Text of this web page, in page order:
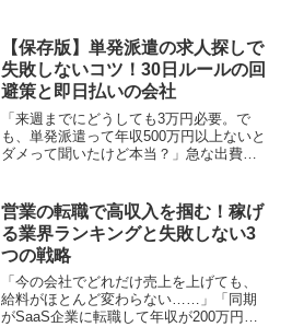
うございます！初めてのスターバック
ス、期待と同時に「服装で...
【保存版】単発派遣の求人探しで
失敗しないコツ！30日ルールの回
避策と即日払いの会社
「来週までにどうしても3万円必要。で
も、単発派遣って年収500万円以上ないと
ダメって聞いたけど本当？」急な出費
遣」ですよね。しかし、ネットで調べる
と出てくる「日雇い派遣の...
営業の転職で高収入を掴む！稼げ
る業界ランキングと失敗しない3
つの戦略
「今の会社でどれだけ売上を上げても、
給料がほとんど変わらない……」「同期
がSaaS企業に転職して年収が200万円も